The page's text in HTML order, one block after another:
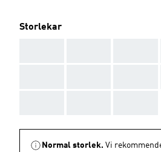
Storlekar
Normal storlek. Vi